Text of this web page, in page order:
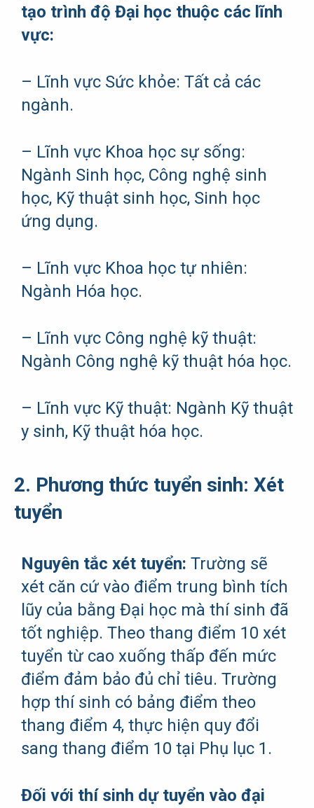
tạo trình độ Đại học thuộc các lĩnh
vực:
– Lĩnh vực Sức khỏe: Tất cả các
ngành.
– Lĩnh vực Khoa học sự sống:
Ngành Sinh học, Công nghệ sinh
học, Kỹ thuật sinh học, Sinh học
ứng dụng.
– Lĩnh vực Khoa học tự nhiên:
Ngành Hóa học.
– Lĩnh vực Công nghệ kỹ thuật:
Ngành Công nghệ kỹ thuật hóa học.
– Lĩnh vực Kỹ thuật: Ngành Kỹ thuật
y sinh, Kỹ thuật hóa học.
2. Phương thức tuyển sinh: Xét
tuyển
Nguyên tắc xét tuyển: Trường sẽ
xét căn cứ vào điểm trung bình tích
lũy của bằng Đại học mà thí sinh đã
tốt nghiệp. Theo thang điểm 10 xét
tuyển từ cao xuống thấp đến mức
điểm đảm bảo đủ chỉ tiêu. Trường
hợp thí sinh có bảng điểm theo
thang điểm 4, thực hiện quy đổi
sang thang điểm 10 tại Phụ lục 1.
Đối với thí sinh dự tuyển vào đại